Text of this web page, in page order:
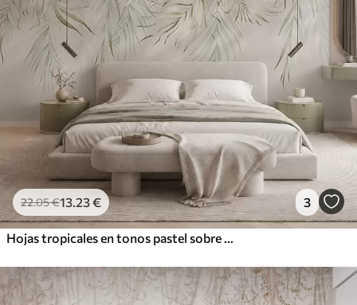
22.05€13.23€ 3
Hojas tropicales en tonos pastel sobre un fondo claro